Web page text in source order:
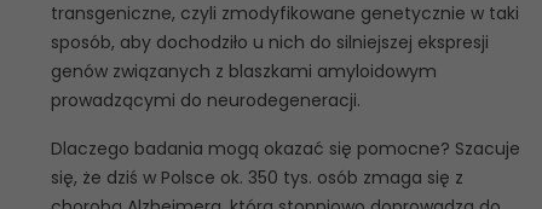
transgeniczne, czyli zmodyfikowane genetycznie w taki
sposób, aby dochodziło u nich do silniejszej ekspresji
genów związanych z blaszkami amyloidowym
prowadzącymi do neurodegeneracji.
Dlaczego badania mogą okazać się pomocne? Szacuje
się, że dziś w Polsce ok. 350 tys. osób zmaga się z